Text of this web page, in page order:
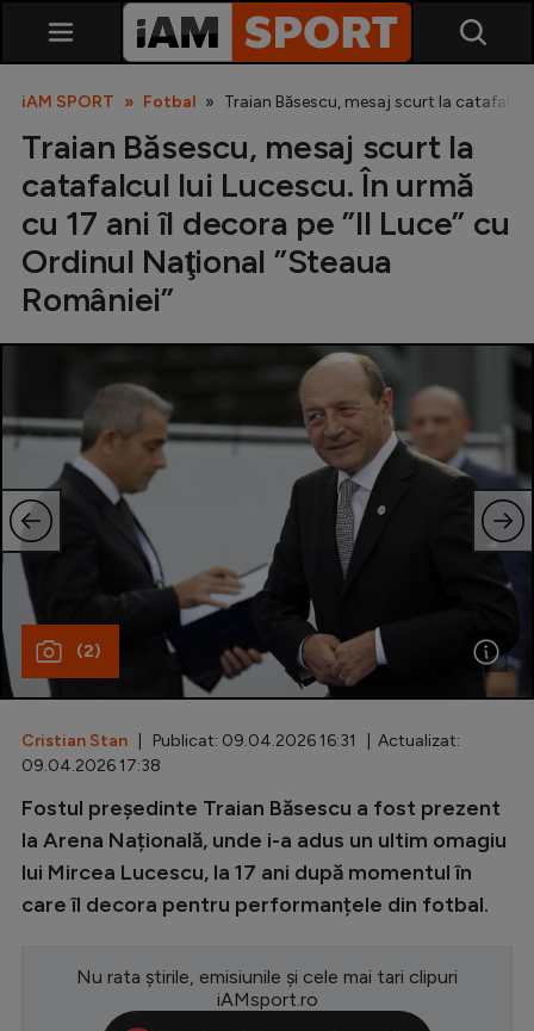
SuperLiga
Cupa României
Echipa Națională
U21
Fotbal feminin
Special
Diverse
Champions League
Europa League
Conference League
CM 2026
Premier League
iAM SPORT Fotbal Traian Băsescu, mesaj scurt la
Traian Băsescu, mesaj scurt la
catafalcul lui Lucescu. În urmă
cu 17 ani îl decora pe ”Il Luce” cu
Ordinul Naţional ”Steaua
României”
(2)
Cristian Stan | Publicat: 09.04.2026 16:31 | Actualizat:
09.04.2026 17:38
Fostul președinte Traian Băsescu a fost prezent
la Arena Națională, unde i-a adus un ultim omagiu
lui Mircea Lucescu, la 17 ani după momentul în
care îl decora pentru performanțele din fotbal.
Nu rata știrile, emisiunile și cele mai tari clipuri
iAMsport.ro